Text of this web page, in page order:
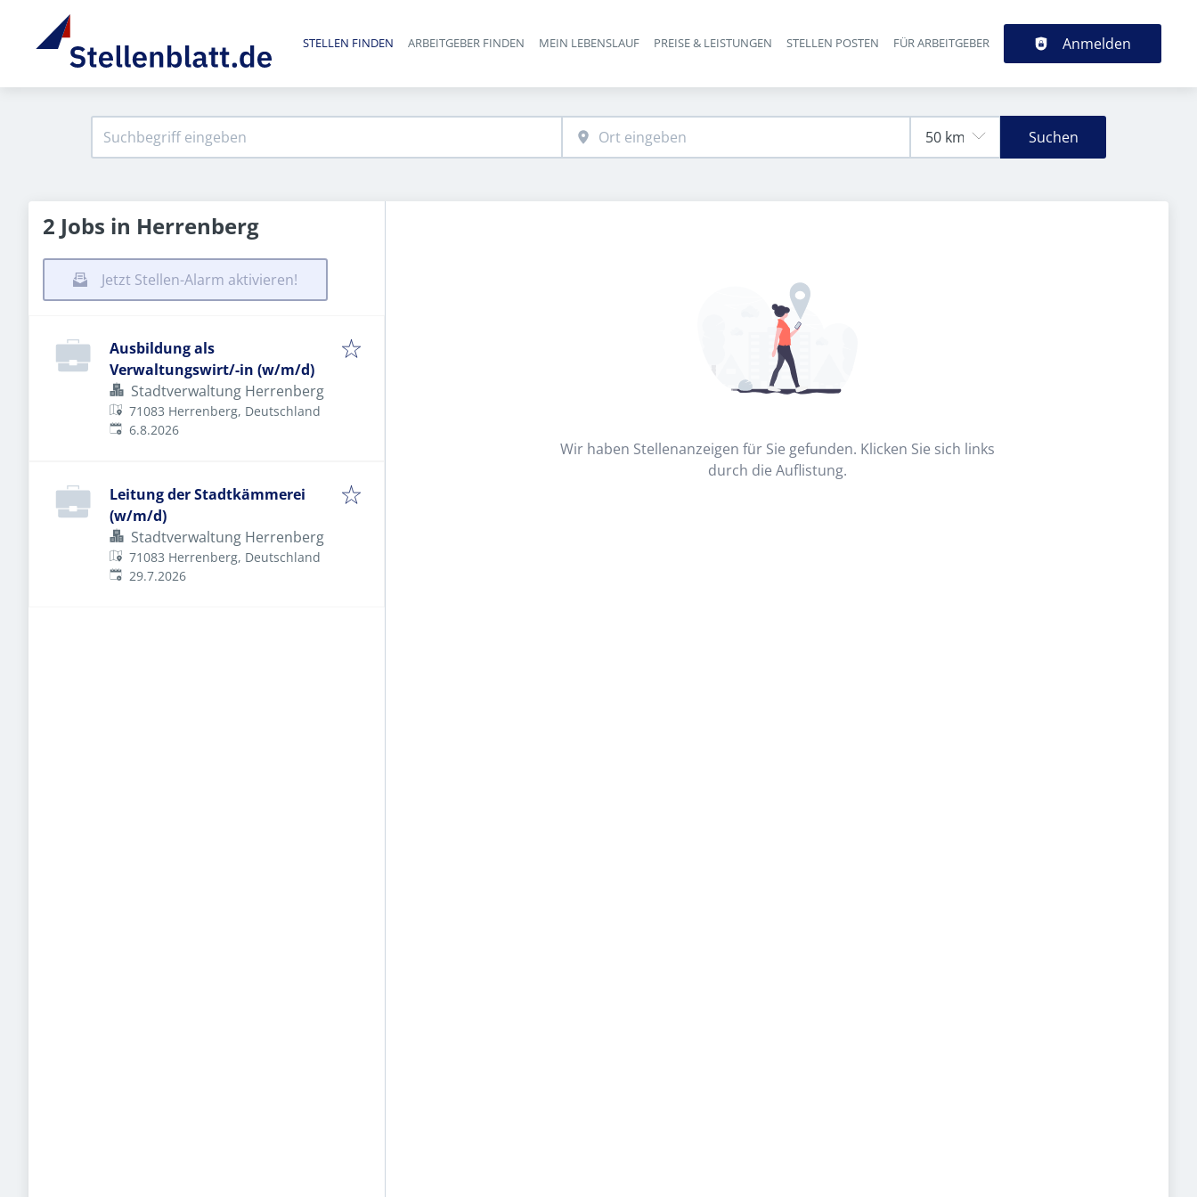
Haupt-Navigation
STELLEN FINDEN ARBEITGEBER FINDEN MEIN LEBENSLAUF PREISE & LEISTUNGEN STELLEN POSTEN FÜR ARBEITGEBER Anmelden
Suchen
2 Jobs in Herrenberg
Jetzt Stellen-Alarm aktivieren!
Ausbildung als
Verwaltungswirt/-in (w/m/d)
Stadtverwaltung Herrenberg
71083 Herrenberg, Deutschland
Veröffentlicht
6.8.2026
Leitung der Stadtkämmerei
(w/m/d)
Stadtverwaltung Herrenberg
71083 Herrenberg, Deutschland
Veröffentlicht
29.7.2026
Wir haben Stellenanzeigen für Sie gefunden. Klicken Sie sich links
durch die Auflistung.